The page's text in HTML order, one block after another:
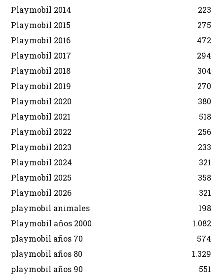
Playmobil 2014
223
Playmobil 2015
275
Playmobil 2016
472
Playmobil 2017
294
Playmobil 2018
304
Playmobil 2019
270
Playmobil 2020
380
Playmobil 2021
518
Playmobil 2022
256
Playmobil 2023
233
Playmobil 2024
321
Playmobil 2025
358
Playmobil 2026
321
playmobil animales
198
Playmobil años 2000
1.082
playmobil años 70
574
playmobil años 80
1.329
playmobil años 90
551